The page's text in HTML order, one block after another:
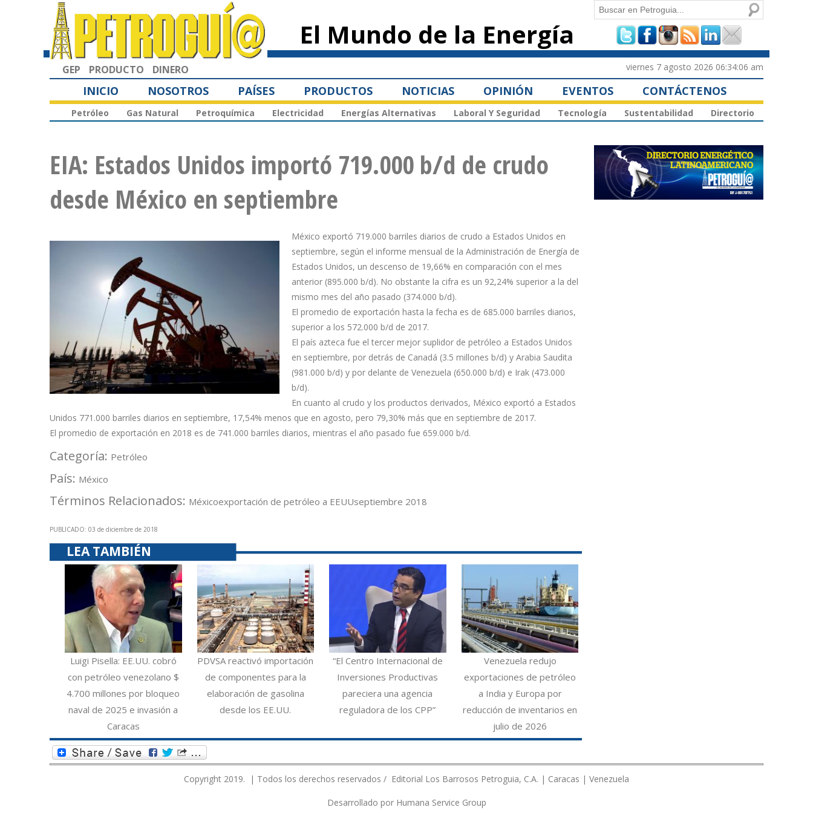
principal
El Mundo de la Energía
Formulario de
búsqueda
Buscar
GEP PRODUCTO DINERO viernes 7 agosto 2026 06:34:06 am
INICIO NOSOTROS PAÍSES PRODUCTOS NOTICIAS OPINIÓN EVENTOS CONTÁCTENOS
Petróleo Gas Natural Petroquímica Electricidad Energías Alternativas Laboral Y Seguridad Tecnología Sustentabilidad Directorio
EIA: Estados Unidos importó 719.000 b/d de crudo
desde México en septiembre
México exportó 719.000 barriles diarios de crudo a Estados Unidos en
septiembre, según el informe mensual de la Administración de Energía de
Estados Unidos, un descenso de 19,66% en comparación con el mes
anterior (895.000 b/d). No obstante la cifra es un 92,24% superior a la del
mismo mes del año pasado (374.000 b/d).
El promedio de exportación hasta la fecha es de 685.000 barriles diarios,
superior a los 572.000 b/d de 2017.
El país azteca fue el tercer mejor suplidor de petróleo a Estados Unidos
en septiembre, por detrás de Canadá (3.5 millones b/d) y Arabia Saudita
(981.000 b/d) y por delante de Venezuela (650.000 b/d) e Irak (473.000
b/d).
En cuanto al crudo y los productos derivados, México exportó a Estados
Unidos 771.000 barriles diarios en septiembre, 17,54% menos que en agosto, pero 79,30% más que en septiembre de 2017.
El promedio de exportación en 2018 es de 741.000 barriles diarios, mientras el año pasado fue 659.000 b/d.
Categoría: Petróleo
País: México
Términos Relacionados: Méxicoexportación de petróleo a EEUUseptiembre 2018
PUBLICADO: 03 de diciembre de 2018
LEA TAMBIÉN
Luigi Pisella: EE.UU. cobró
con petróleo venezolano $
4.700 millones por bloqueo
naval de 2025 e invasión a
Caracas
PDVSA reactivó importación
de componentes para la
elaboración de gasolina
desde los EE.UU.
“El Centro Internacional de
Inversiones Productivas
pareciera una agencia
reguladora de los CPP”
Venezuela redujo
exportaciones de petróleo
a India y Europa por
reducción de inventarios en
julio de 2026
Copyright 2019. | Todos los derechos reservados / Editorial Los Barrosos Petroguia, C.A. | Caracas | Venezuela
Desarrollado por Humana Service Group